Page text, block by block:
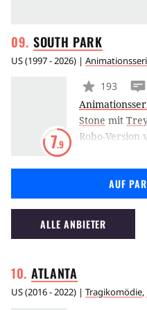
SOUTH PARK
US(1997 - 2026) |
7.9
193
Stone mit
Robo-Version
der Mr.
Hussein,
schwule
in jeder
Humor mag,
AUF
ALLE ANBIETER
ATLANTA
US(2016 - 2022) | Tragikomödie,